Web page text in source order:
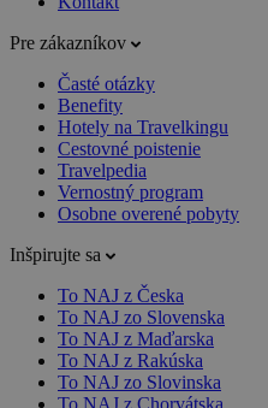
Pre zákazníkov
Časté otázky
Benefity
Hotely na Travelkingu
Cestovné poistenie
Travelpedia
Vernostný program
Osobne overené pobyty
Inšpirujte sa
To NAJ z Česka
To NAJ zo Slovenska
To NAJ z Maďarska
To NAJ z Rakúska
To NAJ zo Slovinska
To NAJ z Chorvátska